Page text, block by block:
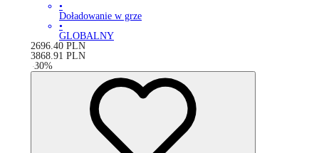
•
Doładowanie w grze
•
GLOBALNY
2696.40 PLN
3868.91 PLN
-30%